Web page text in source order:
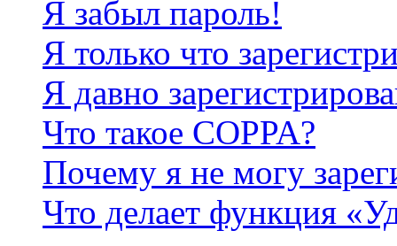
Я забыл пароль!
Я только что
Я давно
Что такое COPPA?
Почему я не могу
Что делает функция